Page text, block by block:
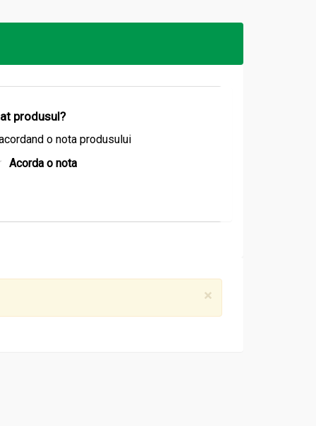
tradiția plantelor medicinale cu
dotate cu echipamente avansate. Valorile
care lucrează zilnic pentru a
produsul?
o nota produsului
Acorda o nota
×